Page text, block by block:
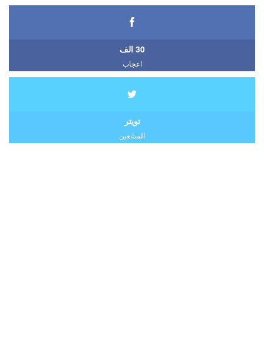
30 الف
اعجاب
تويتر
المتابعين